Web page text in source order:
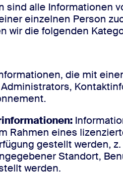
sind alle Informationen
einzelnen Person
wir die folgenden
die mit
Rahmen eines
gestellt werden,
Standort,
werden.